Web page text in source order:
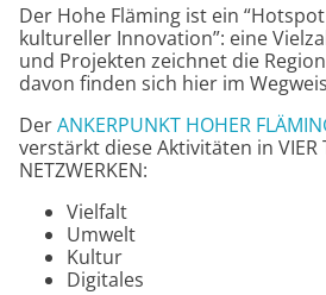
Der Hohe Fläming ist ein
kultureller Innovation”: eine
und Projekten zeichnet die
davon finden sich hier im
DerANKERPUNKT HOHER
verstärkt diese Aktivitäten in VIER
NETZWERKEN:
Vielfalt
Umwelt
Kultur
Digitales